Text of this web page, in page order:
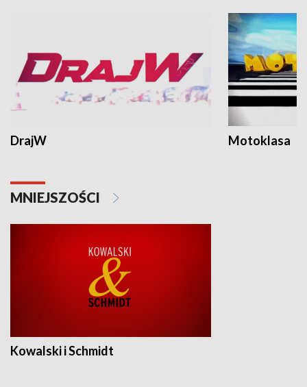
DrajW Motoklasa
MNIEJSZOŚCI
Kowalski i Schmidt